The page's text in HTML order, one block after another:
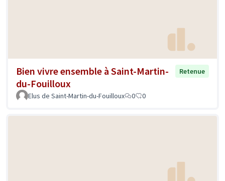
Bien vivre ensemble à Saint-Martin-
du-Fouilloux
Retenue
Elus de Saint-Martin-du-Fouilloux 0 0